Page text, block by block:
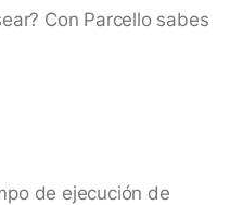
Con Parcello sabes
de ejecución de